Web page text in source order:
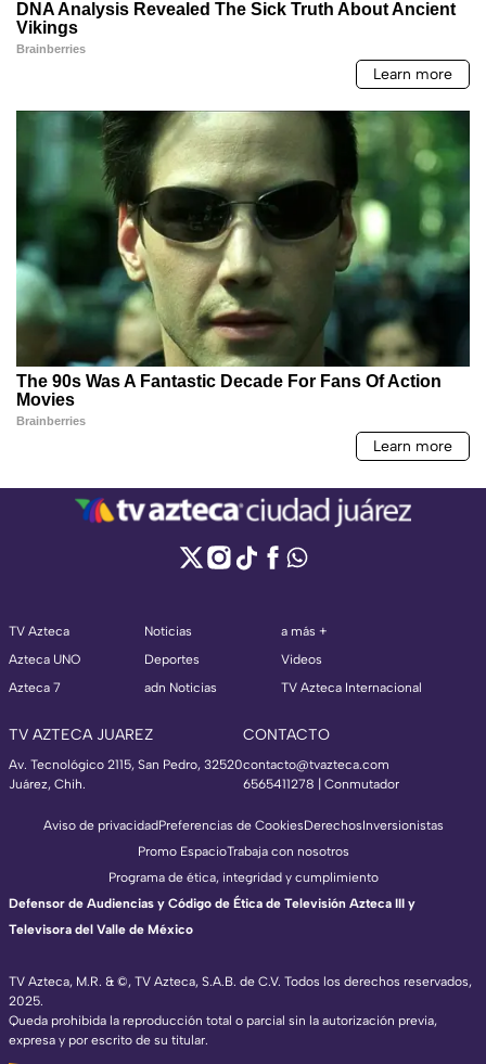
TV Azteca
Azteca UNO
Azteca 7
Noticias
Deportes
adn Noticias
a más +
Videos
TV Azteca Internacional
TV AZTECA JUAREZ
Av. Tecnológico 2115, San Pedro, 32520
Juárez, Chih.
CONTACTO
contacto@tvazteca.com
6565411278 | Conmutador
TV Azteca, M.R. & ©, TV Azteca, S.A.B. de C.V. Todos los derechos reservados,
2025.
Queda prohibida la reproducción total o parcial sin la autorización previa,
expresa y por escrito de su titular.
Aviso de privacidadPreferencias de CookiesDerechosInversionistas
Promo EspacioTrabaja con nosotros
Programa de ética, integridad y cumplimiento
Defensor de Audiencias y Código de Ética de Televisión Azteca III y
Televisora del Valle de México